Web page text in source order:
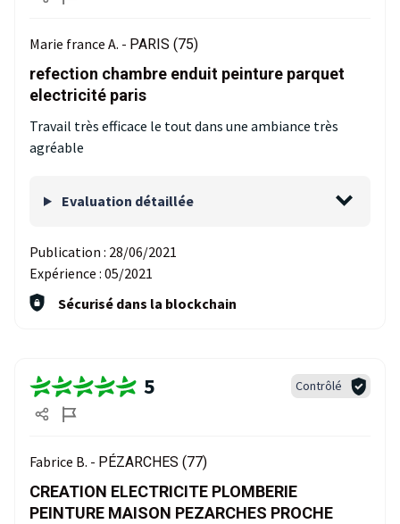
Marie france A. - PARIS (75)
refection chambre enduit peinture parquet
electricité paris
Travail très efficace le tout dans une ambiance très
agréable
Evaluation détaillée
Publication : 28/06/2021
Expérience : 05/2021
Sécurisé dans la blockchain
5 Contrôlé
Fabrice B. - PÉZARCHES (77)
CREATION ELECTRICITE PLOMBERIE
PEINTURE MAISON PEZARCHES PROCHE